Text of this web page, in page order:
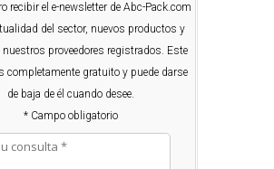
recibir el e-newsletter de Abc-Pack.com
del sector, nuevos productos y
nuestros proveedores registrados. Este
completamente gratuito y puede darse
de baja de él cuando desee.
* Campo obligatorio